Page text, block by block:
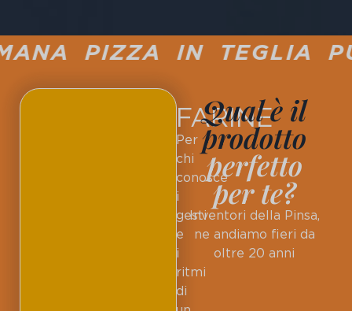
PIZZA IN TEGLIA
FARINE
Per
chi
conosce
i
gesti
e
i
ritmi
di
Qual è il
prodotto
perfetto
per te?
Inventori della Pinsa,
ne andiamo fieri da
oltre 20 anni